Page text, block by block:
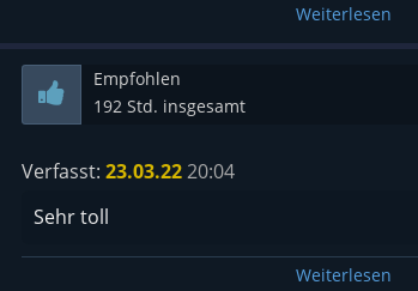
Weiterlesen
Empfohlen
192 Std. insgesamt
Verfasst: 23.03.2220:04
Sehr toll
Weiterlesen